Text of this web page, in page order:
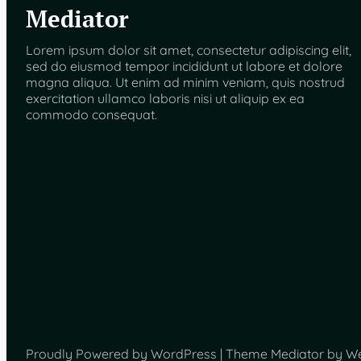
Mediator
Lorem ipsum dolor sit amet, consectetur adipiscing elit,
sed do eiusmod tempor incididunt ut labore et dolore
magna aliqua. Ut enim ad minim veniam, quis nostrud
exercitation ullamco laboris nisi ut aliquip ex ea
commodo consequat.
Proudly Powered by WordPress | Theme Mediator by